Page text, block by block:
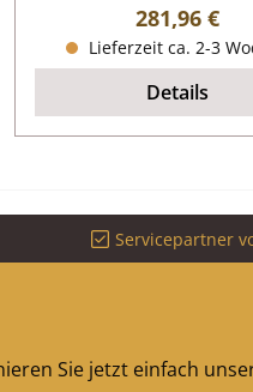
Regulärer
281,96 €
Lieferzeit ca. 2-3
Details
Servicepartner
Sie jetzt einfach